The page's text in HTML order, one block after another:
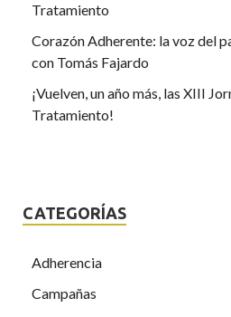
Tratamiento
Corazón Adherente: la voz del
con Tomás Fajardo
¡Vuelven, un año más, las XIII
Tratamiento!
CATEGORÍAS
Adherencia
Campañas